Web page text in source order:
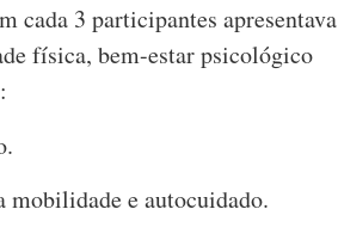
cada 3 participantes apresentava
física, bem-estar psicológico
mobilidade e autocuidado.